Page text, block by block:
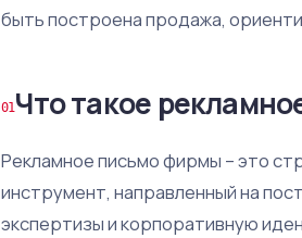
быть построена продажа,
Что такое
Рекламное письмо фирмы – это
инструмент, направленный на
экспертизы и корпоративную